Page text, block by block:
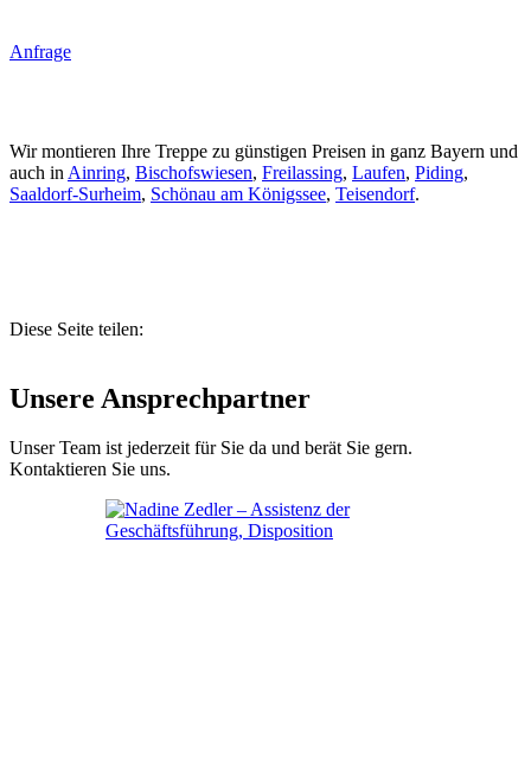
Anfrage
Wir montieren Ihre Treppe zu günstigen Preisen in ganz Bayern und
auch in Ainring, Bischofswiesen, Freilassing, Laufen, Piding,
Saaldorf-Surheim, Schönau am Königssee, Teisendorf.
Diese Seite teilen:
Unsere Ansprechpartner
Unser Team ist jederzeit für Sie da und berät Sie gern.
Kontaktieren Sie uns.